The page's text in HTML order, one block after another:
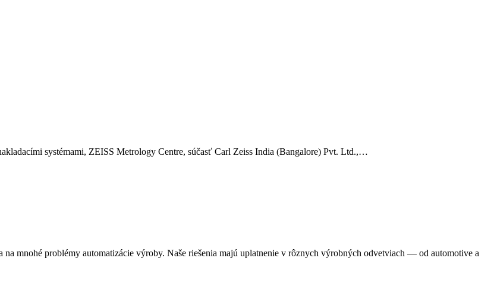
systémami, ZEISS Metrology Centre, súčasť Carl Zeiss India (Bangalore) Pvt. Ltd.,…
mnohé problémy automatizácie výroby. Naše riešenia majú uplatnenie v rôznych výrobných odvetviach — od automotive a